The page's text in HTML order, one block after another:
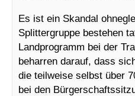
Es ist ein Skandal
Splittergruppe bestehen
Landprogramm bei der
beharren darauf, dass
die teilweise selbst über
bei den